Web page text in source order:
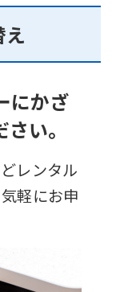
にかざ
い。
レンタル
軽にお申